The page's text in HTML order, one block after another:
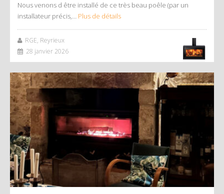
Nous venons d être installé de ce très beau poêle (par un
installateur précis,… Plus de détails
RGE, Reyrieux
28 janvier 2026